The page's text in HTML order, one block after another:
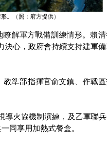
。（照：府方提供）
解軍方戰備訓練情形。賴
心，政府會持續支持建軍
準部指揮官俞文鎮、作戰區
火協機制演練，及乙軍聯
同享用加熱式餐盒。